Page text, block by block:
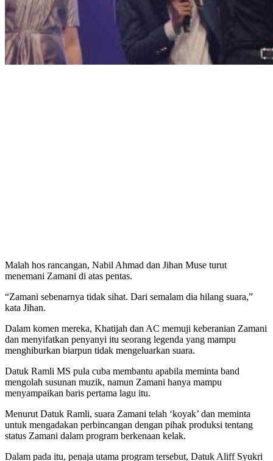
Malah hos rancangan, Nabil Ahmad dan Jihan Muse turut
menemani Zamani di atas pentas.
“Zamani sebenarnya tidak sihat. Dari semalam dia hilang suara,”
kata Jihan.
Dalam komen mereka, Khatijah dan AC memuji keberanian Zamani
dan menyifatkan penyanyi itu seorang legenda yang mampu
menghiburkan biarpun tidak mengeluarkan suara.
Datuk Ramli MS pula cuba membantu apabila meminta band
mengolah susunan muzik, namun Zamani hanya mampu
menyampaikan baris pertama lagu itu.
Menurut Datuk Ramli, suara Zamani telah ‘koyak’ dan meminta
untuk mengadakan perbincangan dengan pihak produksi tentang
status Zamani dalam program berkenaan kelak.
Dalam pada itu, penaja utama program tersebut, Datuk Aliff Syukri